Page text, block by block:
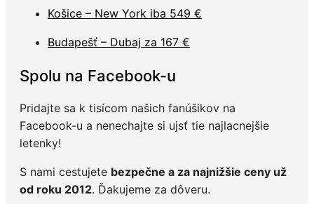
Košice – New York iba 549 €
Budapešť – Dubaj za 167 €
Spolu na Facebook-u
Pridajte sa k tisícom našich fanúšikov na
Facebook-u a nenechajte si ujsť tie najlacnejšie
letenky!
S nami cestujete bezpečne a za najnižšie ceny už
od roku 2012. Ďakujeme za dôveru.